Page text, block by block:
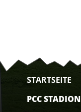
STARTSEITE
PCC STADION